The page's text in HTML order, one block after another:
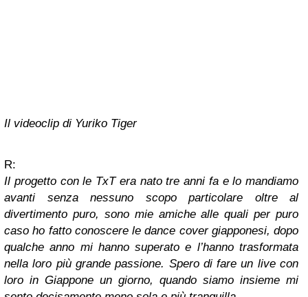
Il videoclip di Yuriko Tiger
R:
Il progetto con le TxT era nato tre anni fa e lo mandiamo
avanti senza nessuno scopo particolare oltre al
divertimento puro, sono mie amiche alle quali per puro
caso ho fatto conoscere le dance cover giapponesi, dopo
qualche anno mi hanno superato e l’hanno trasformata
nella loro più grande passione. Spero di fare un live con
loro in Giappone un giorno, quando siamo insieme mi